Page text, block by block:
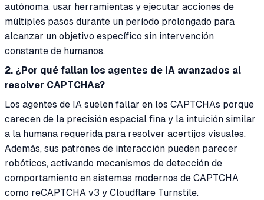
autónoma, usar herramientas y ejecutar acciones de
múltiples pasos durante un período prolongado para
alcanzar un objetivo específico sin intervención
constante de humanos.
2. ¿Por qué fallan los agentes de IA avanzados al
resolver CAPTCHAs?
Los agentes de IA suelen fallar en los CAPTCHAs porque
carecen de la precisión espacial fina y la intuición similar
a la humana requerida para resolver acertijos visuales.
Además, sus patrones de interacción pueden parecer
robóticos, activando mecanismos de detección de
comportamiento en sistemas modernos de CAPTCHA
como reCAPTCHA v3 y Cloudflare Turnstile.